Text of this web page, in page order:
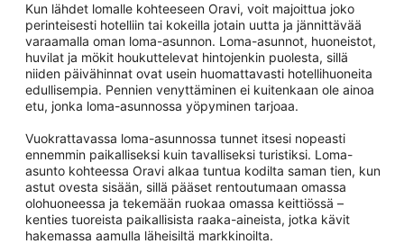
Kun lähdet lomalle kohteeseen Oravi, voit majoittua joko
perinteisesti hotelliin tai kokeilla jotain uutta ja jännittävää
varaamalla oman loma-asunnon. Loma-asunnot, huoneistot,
huvilat ja mökit houkuttelevat hintojenkin puolesta, sillä
niiden päivähinnat ovat usein huomattavasti hotellihuoneita
edullisempia. Pennien venyttäminen ei kuitenkaan ole ainoa
etu, jonka loma-asunnossa yöpyminen tarjoaa.
Vuokrattavassa loma-asunnossa tunnet itsesi nopeasti
ennemmin paikalliseksi kuin tavalliseksi turistiksi. Loma-
asunto kohteessa Oravi alkaa tuntua kodilta saman tien, kun
astut ovesta sisään, sillä pääset rentoutumaan omassa
olohuoneessa ja tekemään ruokaa omassa keittiössä –
kenties tuoreista paikallisista raaka-aineista, jotka kävit
hakemassa aamulla läheisiltä markkinoilta.